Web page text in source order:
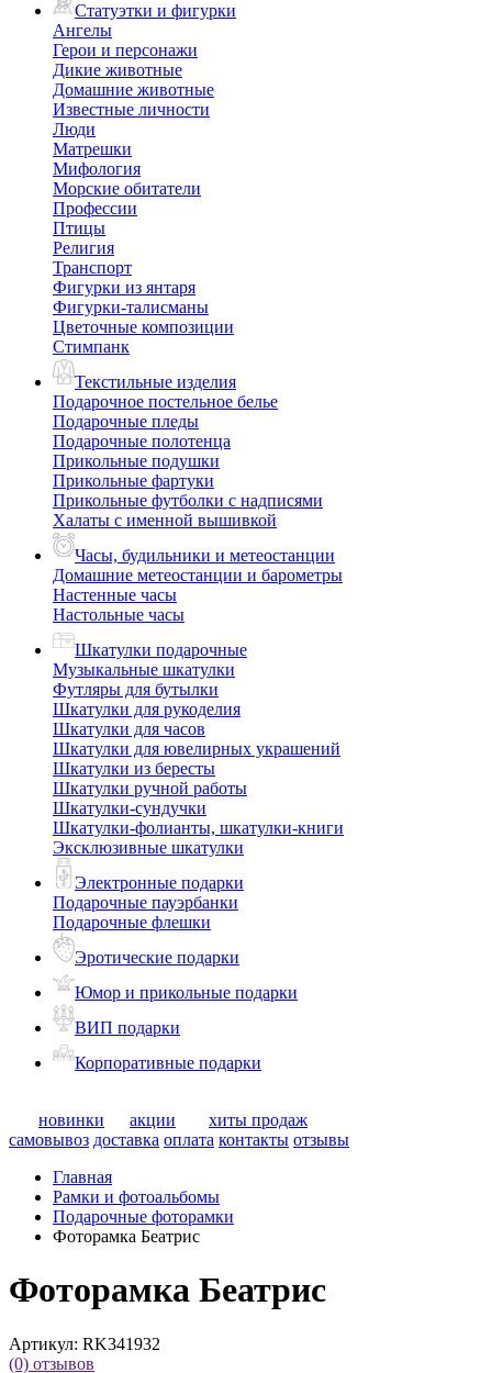
Статуэтки и фигурки
Ангелы
Герои и персонажи
Дикие животные
Домашние животные
Известные личности
Люди
Матрешки
Мифология
Морские обитатели
Профессии
Птицы
Религия
Транспорт
Фигурки из янтаря
Фигурки-талисманы
Цветочные композиции
Стимпанк
Текстильные изделия
Подарочное постельное белье
Подарочные пледы
Подарочные полотенца
Прикольные подушки
Прикольные фартуки
Прикольные футболки с надписями
Халаты с именной вышивкой
Часы, будильники и метеостанции
Домашние метеостанции и барометры
Настенные часы
Настольные часы
Шкатулки подарочные
Музыкальные шкатулки
Футляры для бутылки
Шкатулки для рукоделия
Шкатулки для часов
Шкатулки для ювелирных украшений
Шкатулки из бересты
Шкатулки ручной работы
Шкатулки-сундучки
Шкатулки-фолианты, шкатулки-книги
Эксклюзивные шкатулки
Электронные подарки
Подарочные пауэрбанки
Подарочные флешки
Эротические подарки
Юмор и прикольные подарки
ВИП подарки
Корпоративные подарки
новинки акции
хиты продаж
самовывоз доставка оплата контакты отзывы
Главная
Рамки и фотоальбомы
Подарочные фоторамки
Фоторамка Беатрис
Фоторамка Беатрис
Артикул: RK341932
(0) отзывов